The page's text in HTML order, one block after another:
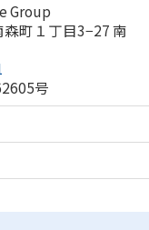
Group
町１丁目3−27 南
号